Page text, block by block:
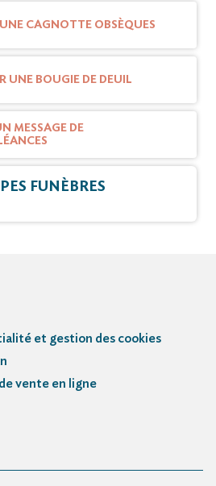
CAGNOTTE OBSÈQUES
UNE BOUGIE DE DEUIL
MESSAGE DE
FUNÈBRES
et gestion des cookies
vente en ligne